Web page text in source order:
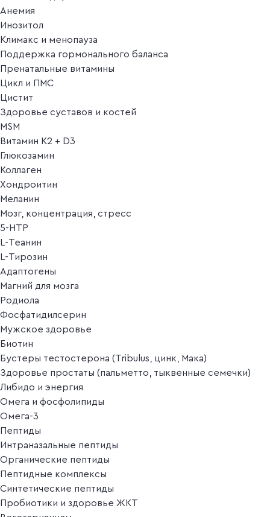
Анемия
Инозитол
Климакс и менопауза
Поддержка гормонального баланса
Пренатальные витамины
Цикл и ПМС
Цистит
Здоровье суставов и костей
MSM
Витамин K2 + D3
Глюкозамин
Коллаген
Хондроитин
Меланин
Мозг, концентрация, стресс
5-HTP
L-Теанин
L-Тирозин
Адаптогены
Магний для мозга
Родиола
Фосфатидилсерин
Мужское здоровье
Биотин
Бустеры тестостерона (Tribulus, цинк, Мака)
Здоровье простаты (пальметто, тыквенные семечки)
Либидо и энергия
Омега и фосфолипиды
Омега-3
Пептиды
Интраназальные пептиды
Органические пептиды
Пептидные комплексы
Синтетические пептиды
Пробиотики и здоровье ЖКТ